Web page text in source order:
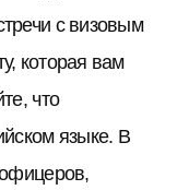
с визовым
которая вам
что
языке. В